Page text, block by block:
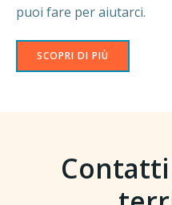
puoi fare per aiutarci.
SCOPRI DI PIÙ